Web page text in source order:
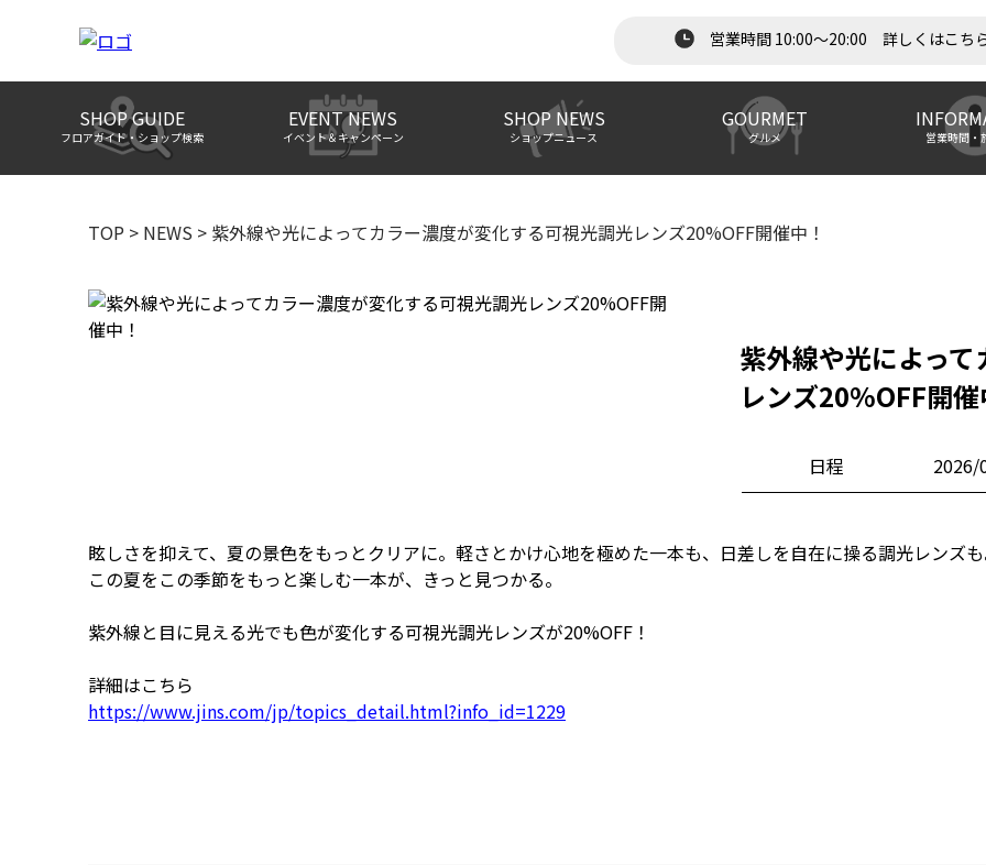
営業時間 10:00～20:00 詳しくはこち
SHOP GUIDE
フロアガイド・ショップ検索
EVENT NEWS
イベント＆キャンペーン
SHOP NEWS
ショップニュース
GOURMET
グルメ 営業時間・
TOP > NEWS > 紫外線や光によってカラー濃度が変化する可視光調光レンズ20%OFF開催中！
紫外線や光によっ
レンズ20%OFF開
日程 2026/
眩しさを抑えて、夏の景色をもっとクリアに。軽さとかけ心地を極めた一本も、日差しを自在に操る調光レンズ
この夏をこの季節をもっと楽しむ一本が、きっと見つかる。
紫外線と目に見える光でも色が変化する可視光調光レンズが20%OFF！
詳細はこちら
https://www.jins.com/jp/topics_detail.html?info_id=1229